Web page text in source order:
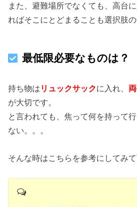
また、避難場所でなくても、高台
ればそこにとどまることも選択肢の
最低限必要なものは？
持ち物は リュックサックに入れ、
が大切です。
と言われても、焦って何を持って
ない。。。
そんな時はこちらを参考にしてみて